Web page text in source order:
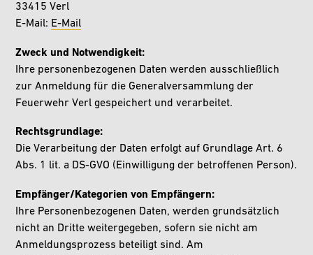
33415 Verl
E-Mail: E-Mail
Zweck und Notwendigkeit:
Ihre personenbezogenen Daten werden ausschließlich
zur Anmeldung für die Generalversammlung der
Feuerwehr Verl gespeichert und verarbeitet.
Rechtsgrundlage:
Die Verarbeitung der Daten erfolgt auf Grundlage Art. 6
Abs. 1 lit. a DS-GVO (Einwilligung der betroffenen Person).
Empfänger/Kategorien von Empfängern:
Ihre Personenbezogenen Daten, werden grundsätzlich
nicht an Dritte weitergegeben, sofern sie nicht am
Anmeldungsprozess beteiligt sind. Am